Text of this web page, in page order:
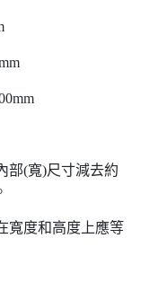
部(寬)尺寸減去約
寬度和高度上應等